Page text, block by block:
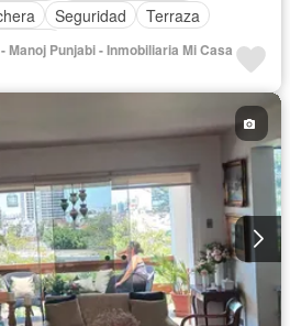
Seguridad
Terraza
Manoj Punjabi - Inmobiliaria Mi Casa